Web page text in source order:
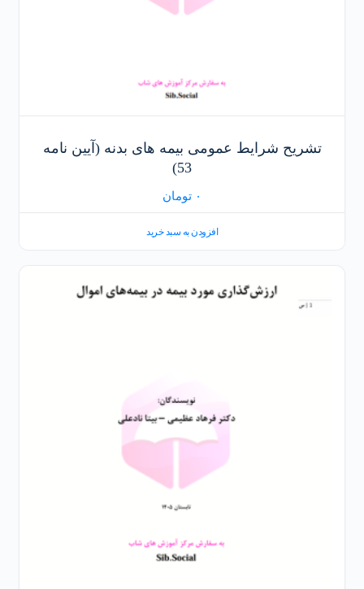
تشریح شرایط عمومی بیمه های بدنه (آیین نامه
53)
۰ تومان
افزودن به سبد خرید